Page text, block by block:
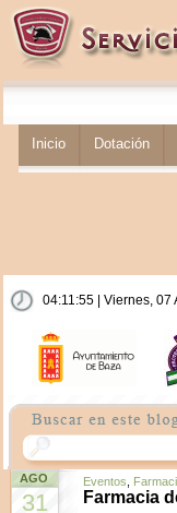
Inicio Dotación
04:11:56 | Viernes, 07
AGO
31
Eventos
Farmacia